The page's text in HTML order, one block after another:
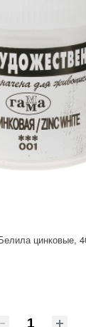
цинковые,